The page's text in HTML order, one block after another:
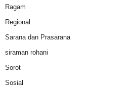
Ragam
Regional
Sarana dan Prasarana
siraman rohani
Sorot
Sosial